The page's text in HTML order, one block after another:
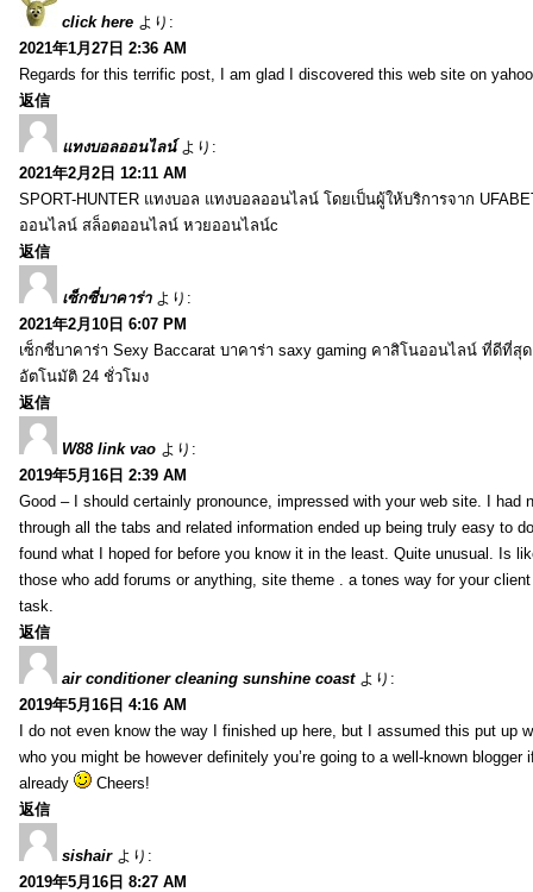
click here より:
2021年1月27日 2:36 AM
Regards for this terrific post, I am glad I discovered this web site on
返信
แทงบอลออนไลน์ より:
2021年2月2日 12:11 AM
SPORT-HUNTER แทงบอล แทงบอลออนไลน์ โดยเป็นผู้ให้บริการจาก
ออนไลน์ สล็อตออนไลน์ หวยออนไลน์c
返信
เซ็กซี่บาคาร่า より:
2021年2月10日 6:07 PM
เซ็กซี่บาคาร่า Sexy Baccarat บาคาร่า saxy gaming คาสิโนออนไลน์ ที่ดีที่สุ
อัตโนมัติ 24 ชั่วโมง
返信
W88 link vao より:
2019年5月16日 2:39 AM
Good – I should certainly pronounce, impressed with your web site. I had
through all the tabs and related information ended up being truly easy to
found what I hoped for before you know it in the least. Quite unusual. Is
those who add forums or anything, site theme . a tones way for your
task.
返信
air conditioner cleaning sunshine coast より:
2019年5月16日 4:16 AM
I do not even know the way I finished up here, but I assumed this put up
who you might be however definitely you’re going to a well-known blogger
already
Cheers!
返信
sishair より:
2019年5月16日 8:27 AM